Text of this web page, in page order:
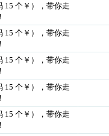
个￥），带你走
个￥），带你走
个￥），带你走
个￥），带你走
个￥），带你走